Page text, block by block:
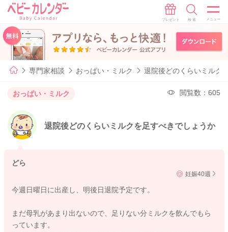
専門家相談 おっぱい・ミルク 退院後どのくらいミルク
おっぱい・ミルク 閲覧数：605
退院後どのくらいミルクを足すべきでしょうか
どら
妊娠40週
今週日曜日に出産し、明後日退院予定です。
まだ母乳があまり出ないので、足りない分ミルクを飲んでもら
っています。